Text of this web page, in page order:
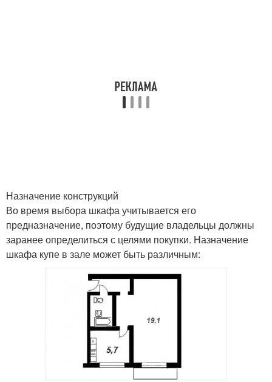
Назначение конструкций
Во время выбора шкафа учитывается его
предназначение, поэтому будущие владельцы должны
заранее определиться с целями покупки. Назначение
шкафа купе в зале может быть различным: